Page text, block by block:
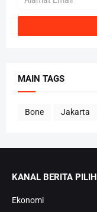
MAIN TAGS
Bone Jakarta
KANAL BERITA
Ekonomi